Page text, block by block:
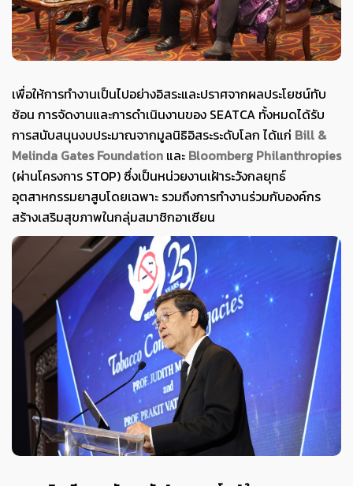
เพื่อให้การทำงานเป็นไปอย่างอิสระและปราศจากผลประโยชน์ทับ
ซ้อน การจัดงานและการดำเนินงานของ SEATCA ทั้งหมดได้รับ
การสนับสนุนงบประมาณจากมูลนิธิอิสระระดับโลก ได้แก่ Bill &
Melinda Gates Foundation และ Bloomberg Philanthropies
(ผ่านโครงการ STOP) ซึ่งเป็นหน่วยงานเฝ้าระวังกลยุทธ์
อุตสาหกรรมยาสูบโดยเฉพาะ รวมถึงการทำงานร่วมกับองค์กร
สร้างเสริมสุขภาพในกลุ่มสมาชิกอาเซียน